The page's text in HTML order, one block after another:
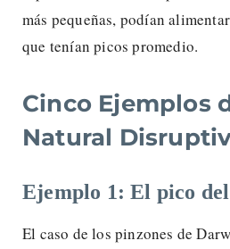
más pequeñas, podían
que tenían picos promedio.
Cinco Ejemplos
Natural
Ejemplo 1: El pico
El caso de los pinzones de